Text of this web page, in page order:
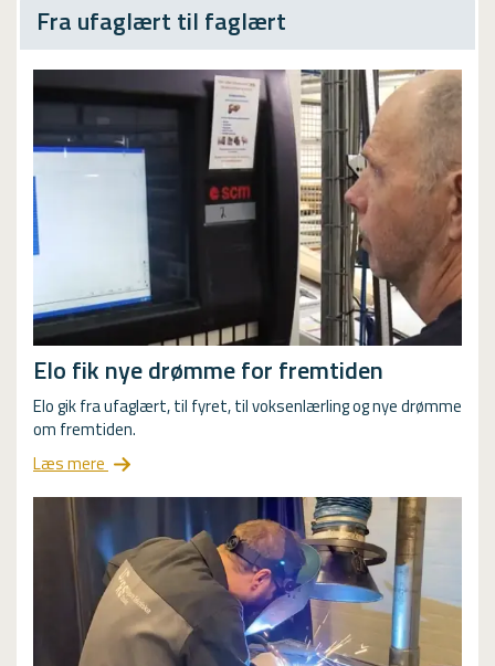
Fra ufaglært til faglært
Elo fik nye drømme for fremtiden
Elo gik fra ufaglært, til fyret, til voksenlærling og nye drømme
om fremtiden.
Læs mere